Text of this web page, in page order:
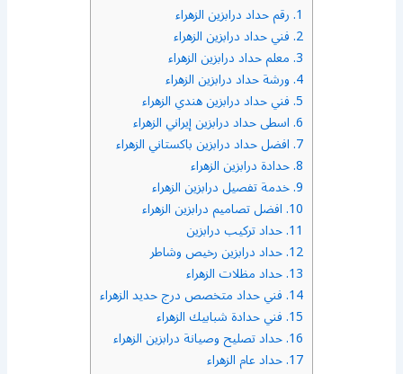
1. رقم حداد درابزين الزهراء
2. فني حداد درابزين الزهراء
3. معلم حداد درابزين الزهراء
4. ورشة حداد درابزين الزهراء
5. فني حداد درابزين هندي الزهراء
6. اسطى حداد درابزين إيراني الزهراء
7. افضل حداد درابزين باكستاني الزهراء
8. حدادة درابزين الزهراء
9. خدمة تفصيل درابزين الزهراء
10. افضل تصاميم درابزين الزهراء
11. حداد تركيب درابزين
12. حداد درابزين رخيص وشاطر
13. حداد مظلات الزهراء
14. فني حداد متخصص درج حديد الزهراء
15. فني حدادة شبابيك الزهراء
16. حداد تصليح وصيانة درابزين الزهراء
17. حداد عام الزهراء